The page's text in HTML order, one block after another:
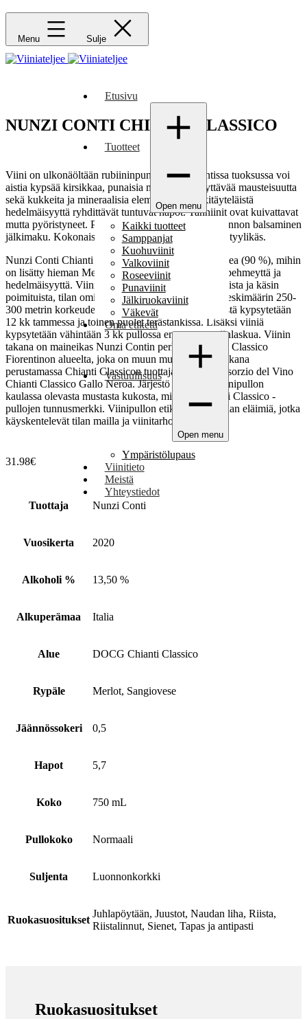
Menu Sulje
Etusivu
Tuotteet
Open menu
Kaikki tuotteet
Samppanjat
Kuohuviinit
Valkoviinit
Roseeviinit
Punaviinit
Jälkiruokaviinit
Väkevät
Oma etiketti
Vastuullisuus
Open menu
Ympäristölupaus
Viinitieto
Meistä
Yhteystiedot
NUNZI CONTI CHIANTI CLASSICO
Viini on ulkonäöltään rubiininpunainen. Elegantissa tuoksussa voi
aistia kypsää kirsikkaa, punaisia marjoja, miellyttävää mausteisuutta
sekä kukkeita ja mineraalisia elementtejä. Keskitäyteläistä
hedelmäisyyttä ryhdittävät tuntuvat hapot. Tanniinit ovat kuivattavat
mutta pyöristyneet. Pitkä, herkän hedelmäinen ja hennon balsaminen
jälkimaku. Kokonaisuudessa viini on vivahteikas ja tyylikäs.
Nunzi Conti Chianti Classico on pääosin Sangiovesea (90 %), mihin
on lisätty hieman Merlot’ta (10 %) tuomaan viiniin pehmeyttä ja
hedelmäisyyttä. Viini valmistetaan tarkoin valikoiduista ja käsin
poimituista, tilan omista rypäleistä, jotka kasvavat keskimäärin 250-
300 metrin korkeudella merenpinnasta. Puolet viinistä kypsytetään
12 kk tammessa ja toinen puolet terästankissa. Lisäksi viiniä
kypsytetään vähintään 3 kk pullossa ennen myyntiinlaskua. Viinin
takana on maineikas Nunzi Contin perhetila Chianti Classico
Fiorentinon alueelta, joka on muun muassa ollut mukana
perustamassa Chianti Classicon tuottajajärjestö Consorzio del Vino
Chianti Classico Gallo Neroa. Järjestö tunnetaan viinipullon
kaulassa olevasta mustasta kukosta, mikä on Chianti Classico -
pullojen tunnusmerkki. Viinipullon etiketissä kuvataan eläimiä, jotka
käyskentelevät tilan mailla ja viinitarhoilla.
31.98€
Tuottaja Nunzi Conti
Vuosikerta 2020
Alkoholi % 13,50 %
Alkuperämaa Italia
Alue DOCG Chianti Classico
Rypäle Merlot, Sangiovese
Jäännössokeri 0,5
Hapot 5,7
Koko 750 mL
Pullokoko Normaali
Suljenta Luonnonkorkki
Ruokasuositukset
Juhlapöytään, Juustot, Naudan liha, Riista,
Riistalinnut, Sienet, Tapas ja antipasti
Ruokasuositukset